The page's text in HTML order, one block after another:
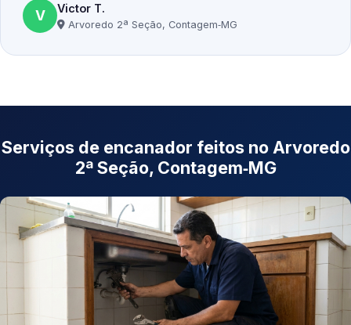
V Victor T.
Arvoredo 2ª Seção, Contagem‑MG
Serviços de encanador feitos no Arvoredo
2ª Seção, Contagem‑MG